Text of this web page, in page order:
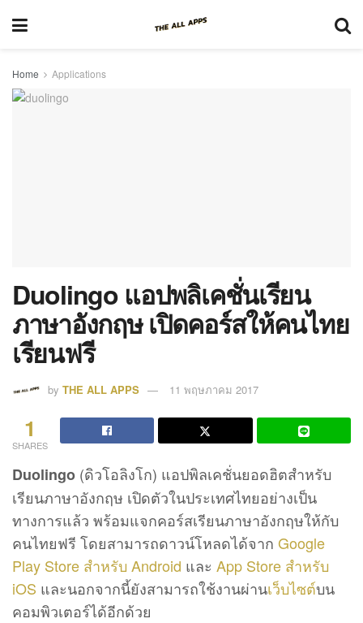
Home Applications
Duolingo แอปพลิเคชั่นเรียน
ภาษาอังกฤษ เปิดคอร์สให้คนไทย
เรียนฟรี
by THE ALL APPS 11 พฤษภาคม 2017
1
SHARES
Duolingo (ดิวโอลิงโก) แอปพิลเคชั่นยอดฮิตสำหรับ
เรียนภาษาอังกฤษ เปิดตัวในประเทศไทยอย่างเป็น
ทางการแล้ว พร้อมแจกคอร์สเรียนภาษาอังกฤษให้กับ
คนไทยฟรี โดยสามารถดาวน์โหลดได้จาก Google
Play Store สำหรับ Android และ App Store สำหรับ
iOS และนอกจากนี้ยังสามารถใช้งานผ่านเว็บไซต์บน
คอมพิวเตอร์ได้อีกด้วย